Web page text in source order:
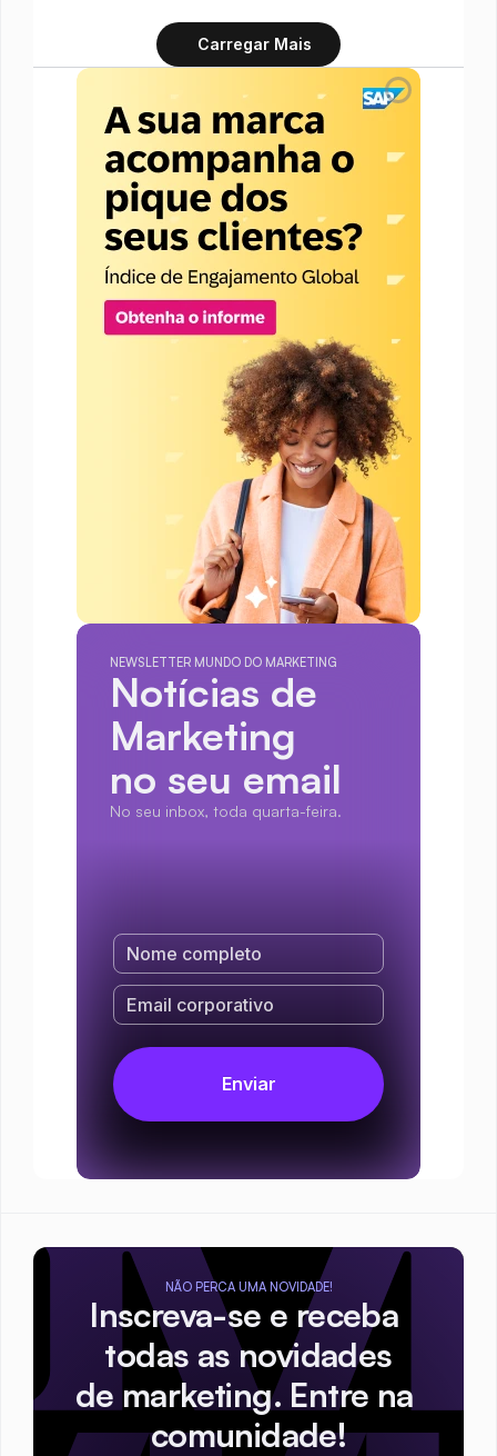
Carregar Mais
NEWSLETTER MUNDO DO MARKETING
Notícias de
Marketing
no seu email
No seu inbox, toda quarta-feira.
NÃO PERCA UMA NOVIDADE!
Inscreva-se e receba
todas as novidades
de marketing. Entre na
comunidade!